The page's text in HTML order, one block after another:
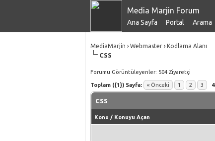
Media Marjin Forum
Ana Sayfa Portal Arama
MediaMarjin › Webmaster › Kodlama Alanı
CSS
Forumu Görüntüleyenler: 504 Ziyaretçi
Toplam ({1}) Sayfa: « Önceki 1 2 3 4
CSS
Konu / Konuyu Açan